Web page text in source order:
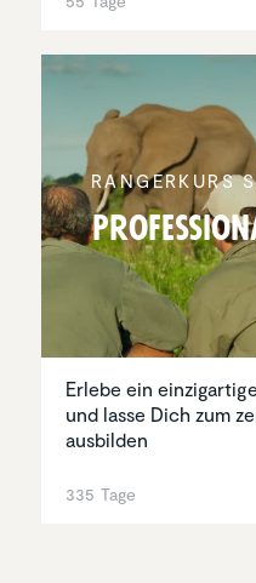
RANGER­KURS
Erlebe ein
und lasse Dich zum
ausbilden
335 Tage